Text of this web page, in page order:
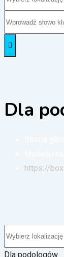
Dla
https://
Dla podologów